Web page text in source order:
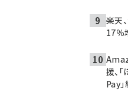
楽天
17％
援、
Pay